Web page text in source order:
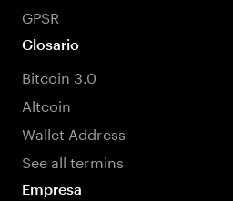
GPSR
Glosario
Bitcoin 3.0
Altcoin
Wallet Address
See all termins
Empresa